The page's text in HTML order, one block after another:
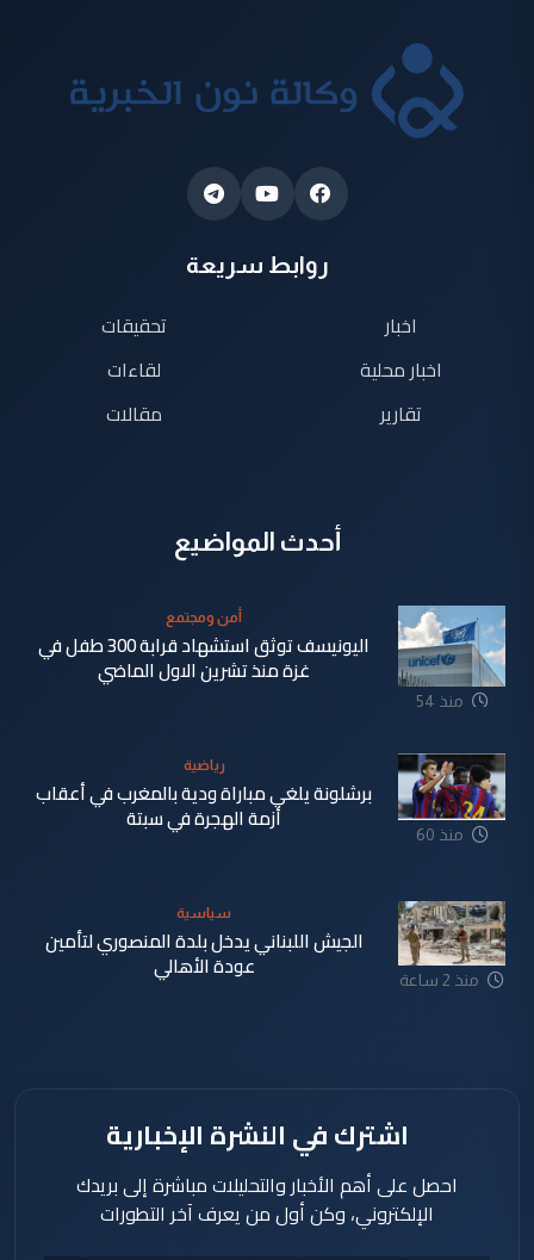
روابط سريعة
اخبار
اخبار محلية
تقارير
تحقيقات
لقاءات
مقالات
أحدث المواضيع
منذ 54
أمن ومجتمع
اليونيسف توثق استشهاد قرابة 300 طفل في
غزة منذ تشرين الاول الماضي
منذ 60
رياضية
برشلونة يلغي مباراة ودية بالمغرب في أعقاب
أزمة الهجرة في سبتة
منذ 2 ساعة
سياسية
الجيش اللبناني يدخل بلدة المنصوري لتأمين
عودة الأهالي
اشترك في النشرة الإخبارية
احصل على أهم الأخبار والتحليلات مباشرة إلى بريدك
الإلكتروني، وكن أول من يعرف آخر التطورات